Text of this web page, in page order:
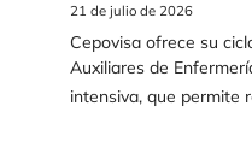
21 de julio de 2026
Cepovisa ofrece su
Auxiliares de
intensiva, que permite